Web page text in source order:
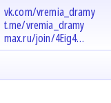
vk.com/vremia_dramy
t.me/vremia_dramy
max.ru/join/4Eig4…